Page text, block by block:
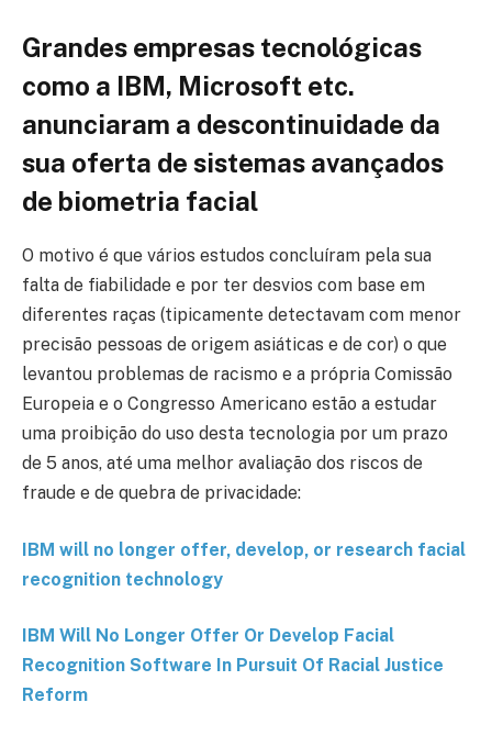
Grandes empresas tecnológicas
como a IBM, Microsoft etc.
anunciaram a descontinuidade da
sua oferta de sistemas avançados
de biometria facial
O motivo é que vários estudos concluíram pela sua
falta de fiabilidade e por ter desvios com base em
diferentes raças (tipicamente detectavam com menor
precisão pessoas de origem asiáticas e de cor) o que
levantou problemas de racismo e a própria Comissão
Europeia e o Congresso Americano estão a estudar
uma proibição do uso desta tecnologia por um prazo
de 5 anos, até uma melhor avaliação dos riscos de
fraude e de quebra de privacidade:
IBM will no longer offer, develop, or research facial
recognition technology
IBM Will No Longer Offer Or Develop Facial
Recognition Software In Pursuit Of Racial Justice
Reform